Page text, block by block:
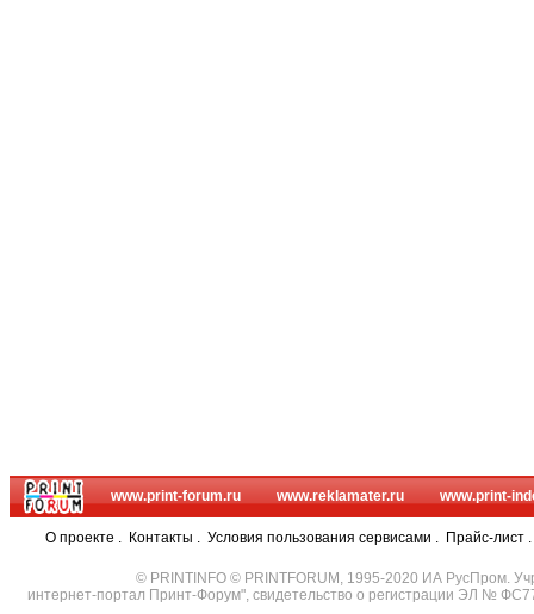
www.print-forum.ru www.reklamater.ru www.print-
О проекте . Контакты . Условия пользования сервисами . Прайс-лист .
© PRINTINFO © PRINTFORUM, 1995-2020 ИА РусПром.
интернет-портал Принт-Форум", свидетельство о регистрации ЭЛ №